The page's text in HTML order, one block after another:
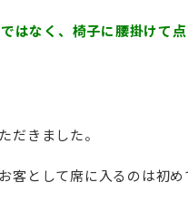
はなく、椅子に腰掛けて
だきました。
客として席に入るのは初